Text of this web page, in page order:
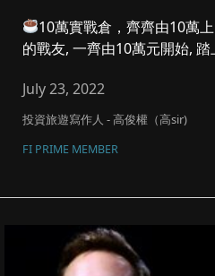
10萬實戰倉，齊齊由10萬
的戰友, 一齊由10萬元開始,
July 23, 2022
投資旅遊寫作人 - 高俊權（高sir)
FI PRIME MEMBER